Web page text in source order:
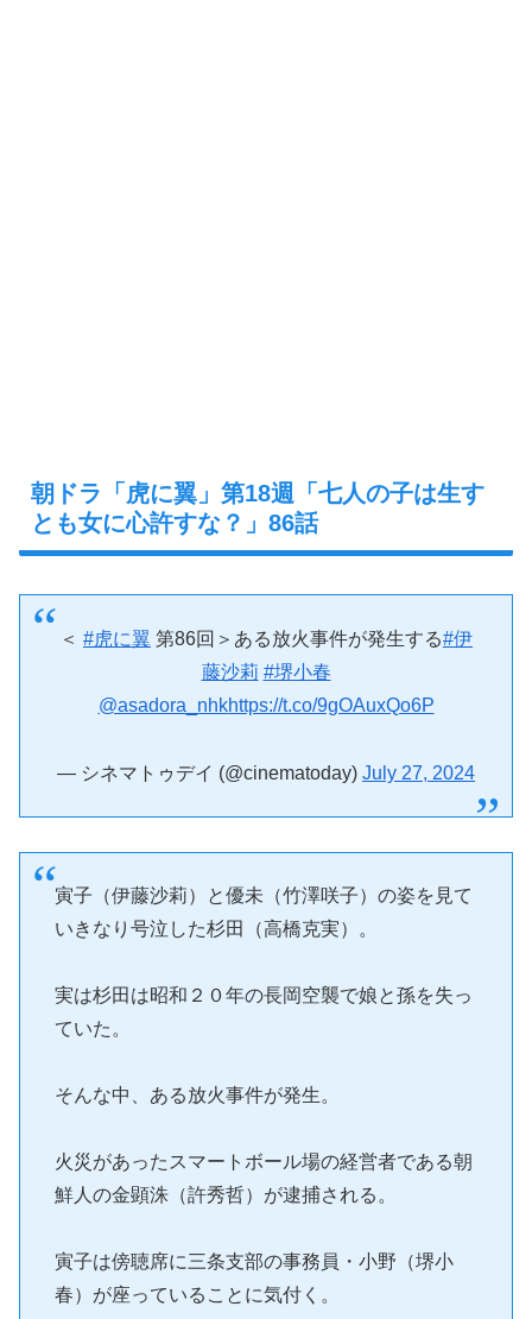
朝ドラ「虎に翼」第18週「七人の子は生す
とも女に心許すな？」86話
＜ #虎に翼 第86回＞ある放火事件が発生する#伊
藤沙莉 #堺小春
@asadora_nhkhttps://t.co/9gOAuxQo6P
— シネマトゥデイ (@cinematoday) July 27, 2024
寅子（伊藤沙莉）と優未（竹澤咲子）の姿を見て
いきなり号泣した杉田（高橋克実）。
実は杉田は昭和２０年の長岡空襲で娘と孫を失っ
ていた。
そんな中、ある放火事件が発生。
火災があったスマートボール場の経営者である朝
鮮人の金顕洙（許秀哲）が逮捕される。
寅子は傍聴席に三条支部の事務員・小野（堺小
春）が座っていることに気付く。